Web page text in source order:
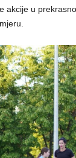
akcije u